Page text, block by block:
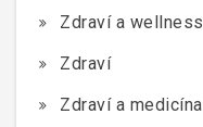
Zdraví a wellness
Zdraví
Zdraví a medicína